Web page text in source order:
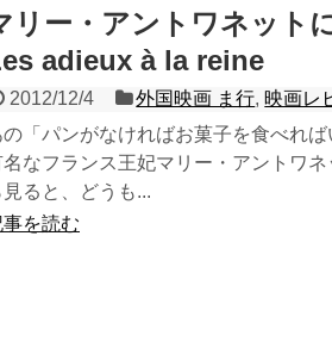
リー・アントワネット
adieux à la reine
2012/12/4 外国映画 ま行, 映画レ
の「パンがなければお菓子を食べれ
名なフランス王妃マリー・アントワ
見ると、どうも...
事を読む